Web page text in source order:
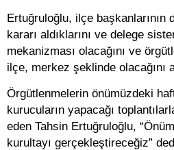
Ertuğruloğlu, ilçe başkanlarının
kararı aldıklarını ve delege
mekanizması olacağını ve
ilçe, merkez şeklinde olacağını
Örgütlenmelerin önümüzdeki
kurucuların yapacağı
eden Tahsin Ertuğruloğlu,
kurultayı gerçekleştireceğiz”